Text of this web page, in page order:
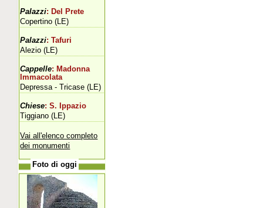
Palazzi: Del Prete
Copertino (LE)
Palazzi: Tafuri
Alezio (LE)
Cappelle: Madonna
Immacolata
Depressa - Tricase (LE)
Chiese: S. Ippazio
Tiggiano (LE)
Vai all'elenco completo
dei monumenti
Foto di oggi